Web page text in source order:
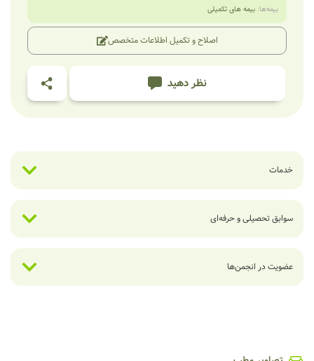
بیمه‌ها:بیمه های تکمیلی
اصلاح و تکمیل اطلاعات متخصص
نظر دهید
خدمات
سوابق تحصیلی و حرفه‌ای
عضویت در انجمن‌ها